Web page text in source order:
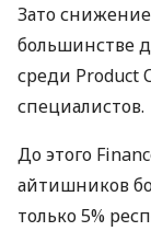
Зато
большинстве
среди Product
специалистов.
До этого
айтишников
только 5%